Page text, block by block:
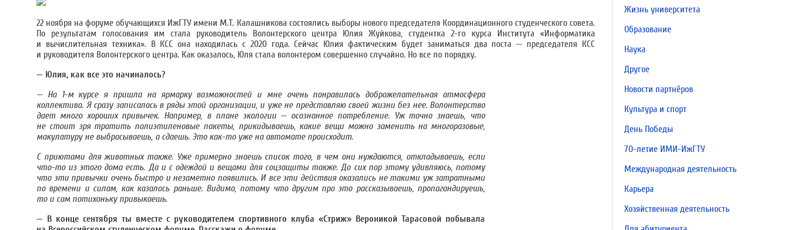
22 ноября на форуме обучающихся ИжГТУ имени М.Т. Калашникова состоялись выборы нового председателя Координационного студенческого совета.
По результатам голосования им стала руководитель Волонтерского центра Юлия Жуйкова, студентка 2-го курса Института «Информатика
и вычислительная техника». В КСС она находилась с 2020 года. Сейчас Юлия фактическим будет заниматься два поста — председателя КСС
и руководителя Волонтерского центра. Как оказалось, Юля стала волонтером совершенно случайно. Но все по порядку.
— Юлия, как все это начиналось?
— На 1-м курсе я пришла на ярмарку возможностей и мне очень понравилась доброжелательная атмосфера
коллектива. Я сразу записалась в ряды этой организации, и уже не представляю своей жизни без нее. Волонтерство
дает много хороших привычек. Например, в плане экологии — осознанное потребление. Уж точно знаешь, что
не стоит зря тратить полиэтиленовые пакеты, прикидываешь, какие вещи можно заменить на многоразовые,
макулатуру не выбрасываешь, а сдаешь. Это как-то уже на автомате происходит.
С приютами для животных также. Уже примерно знаешь список того, в чем они нуждаются, откладываешь, если
что-то из этого дома есть. Да и с одеждой и вещами для соцзащиты также. До сих пор этому удивляюсь, потому
что эти привычки очень быстро и незаметно появились. И все эти действия оказались не такими уж затратными
по времени и силам, как казалось раньше. Видимо, потому что другим про это рассказываешь, пропагандируешь,
то и сам потихоньку привыкаешь.
— В конце сентября ты вместе с руководителем спортивного клуба «Стриж» Вероникой Тарасовой побывала
Жизнь университета
Образование
Наука
Другое
Новости партнёров
Культура и спорт
День Победы
70-летие ИМИ-ИжГТУ
Международная деятельность
Карьера
Хозяйственная деятельность